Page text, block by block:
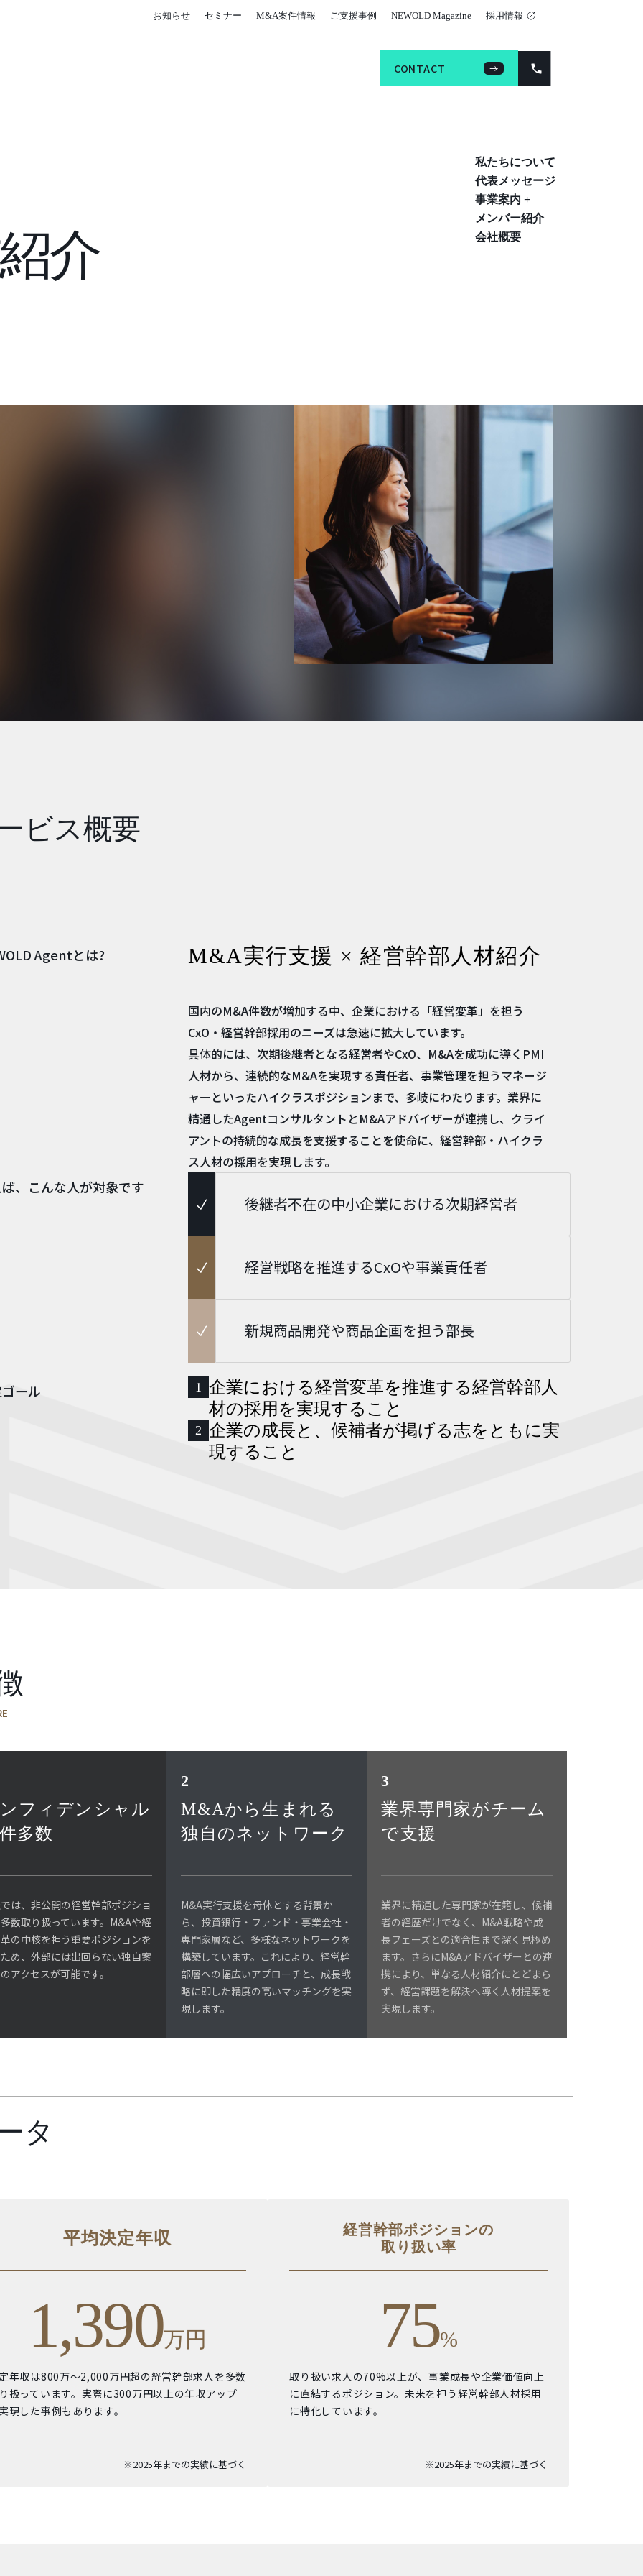
お知らせ セミナー M&A案件情報 ご支援事例 NEWOLD Magazine 採用情報
CONTACT
CONTACT
私たちについて
代表メッセージ
事業案内 +
メンバー紹介
会社概要
介
ビス概要
Agentとは? M&A実行支援 × 経営幹部人材紹介
国内のM&A件数が増加する中、企業における「経営変革」を担う
CxO・経営幹部採用のニーズは急速に拡大しています。
具体的には、次期後継者となる経営者やCxO、M&Aを成功に導くPMI
人材から、連続的なM&Aを実現する責任者、事業管理を担うマネージ
ャーといったハイクラスポジションまで、多岐にわたります。業界に
精通したAgentコンサルタントとM&Aアドバイザーが連携し、クライ
アントの持続的な成長を支援することを使命に、経営幹部・ハイクラ
ス人材の採用を実現します。
、こんな人が対象です
後継者不在の中小企業における次期経営者
経営戦略を推進するCxOや事業責任者
新規商品開発や商品企画を担う部長
ール 1
企業における経営変革を推進する経営幹部人
材の採用を実現すること
2 企業の成長と、候補者が掲げる志をともに実
現すること
フィデンシャル
多数
は、非公開の経営幹部ポジショ
数取り扱っています。M&Aや経
の中核を担う重要ポジションを
め、外部には出回らない独自案
アクセスが可能です。
2
M&Aから生まれる
独自のネットワーク
M&A実行支援を母体とする背景か
ら、投資銀行・ファンド・事業会社・
専門家層など、多様なネットワークを
構築しています。これにより、経営幹
部層への幅広いアプローチと、成長戦
略に即した精度の高いマッチングを実
現します。
3
業界専門家がチーム
で支援
業界に精通した専門家が在籍し、候補
者の経歴だけでなく、M&A戦略や成
長フェーズとの適合性まで深く見極め
ます。さらにM&Aアドバイザーとの連
携により、単なる人材紹介にとどまら
ず、経営課題を解決へ導く人材提案を
実現します。
タ
平均決定年収
1,390万円
年収は800万〜2,000万円超の経営幹部求人を多数
扱っています。実際に300万円以上の年収アップ
現した事例もあります。
※2025年までの実績に基づく
経営幹部ポジションの
取り扱い率
75%
取り扱い求人の70%以上が、事業成長や企業価値向上
に直結するポジション。未来を担う経営幹部人材採用
に特化しています。
※2025年までの実績に基づく